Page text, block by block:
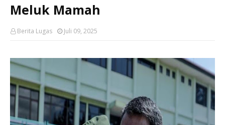
Meluk Mamah
Berita Lugas Juli 09, 2025